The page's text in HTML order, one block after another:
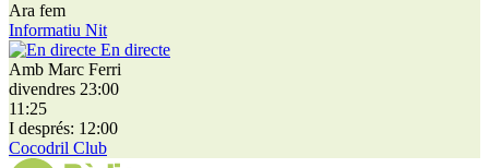
Ara fem
Informatiu Nit
En directe
Amb Marc Ferri
divendres 23:00
11:25
I després: 12:00
Cocodril Club